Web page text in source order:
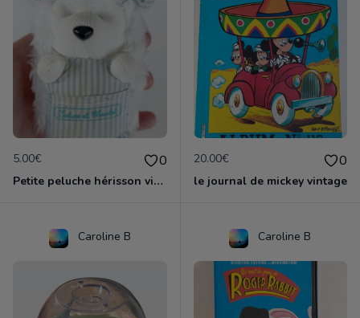
5.00€ 0
Petite peluche hérisson vintage tartine et chocolat
20.00€ 0
le journal de mickey vintage
Caroline B Caroline B